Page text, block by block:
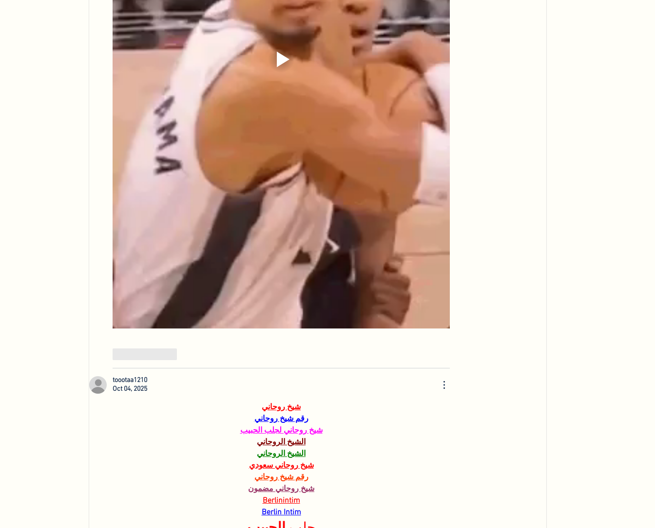
toootaa1210
Oct 04, 2025
شيخ روحاني
رقم شيخ روحاني
شيخ روحاني لجلب الحبيب
الشيخ الروحاني
الشيخ الروحاني
شيخ روحاني سعودي
رقم شيخ روحاني
شيخ روحاني مضمون
Berlinintim
Berlin Intim